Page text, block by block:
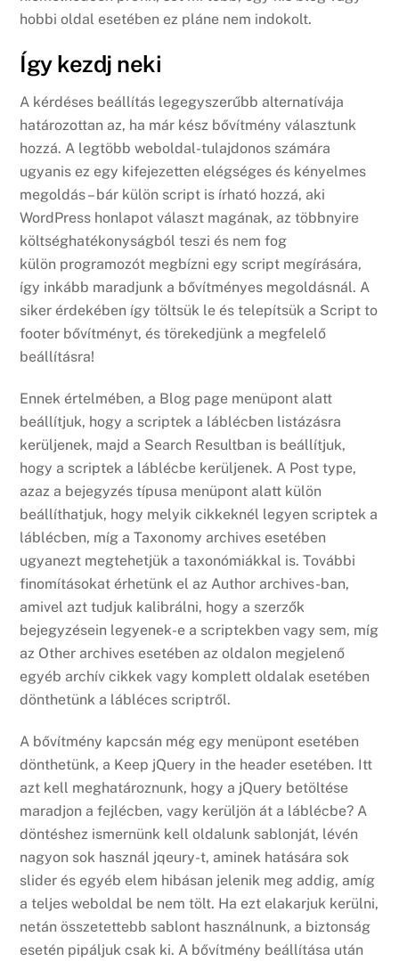
hobbi oldal esetében ez pláne nem indokolt.
Így kezdj neki
A kérdéses beállítás legegyszerűbb alternatívája
határozottan az, ha már kész bővítmény választunk
hozzá. A legtöbb weboldal-tulajdonos számára
ugyanis ez egy kifejezetten elégséges és kényelmes
megoldás – bár külön script is írható hozzá, aki
WordPress honlapot választ magának, az többnyire
költséghatékonyságból teszi és nem fog
külön programozót megbízni egy script megírására,
így inkább maradjunk a bővítményes megoldásnál. A
siker érdekében így töltsük le és telepítsük a Script to
footer bővítményt, és törekedjünk a megfelelő
beállításra!
Ennek értelmében, a Blog page menüpont alatt
beállítjuk, hogy a scriptek a láblécben listázásra
kerüljenek, majd a Search Resultban is beállítjuk,
hogy a scriptek a láblécbe kerüljenek. A Post type,
azaz a bejegyzés típusa menüpont alatt külön
beállíthatjuk, hogy melyik cikkeknél legyen scriptek a
láblécben, míg a Taxonomy archives esetében
ugyanezt megtehetjük a taxonómiákkal is. További
finomításokat érhetünk el az Author archives-ban,
amivel azt tudjuk kalibrálni, hogy a szerzők
bejegyzésein legyenek-e a scriptekben vagy sem, míg
az Other archives esetében az oldalon megjelenő
egyéb archív cikkek vagy komplett oldalak esetében
dönthetünk a lábléces scriptről.
A bővítmény kapcsán még egy menüpont esetében
dönthetünk, a Keep jQuery in the header esetében. Itt
azt kell meghatároznunk, hogy a jQuery betöltése
maradjon a fejlécben, vagy kerüljön át a láblécbe? A
döntéshez ismernünk kell oldalunk sablonját, lévén
nagyon sok használ jqeury-t, aminek hatására sok
slider és egyéb elem hibásan jelenik meg addig, amíg
a teljes weboldal be nem tölt. Ha ezt elakarjuk kerülni,
netán összetettebb sablont használnunk, a biztonság
esetén pipáljuk csak ki. A bővítmény beállítása után